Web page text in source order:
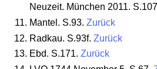
Neuzeit. München 2011.
Mantel. S.93. Zurück
Radkau. S.93f. Zurück
Ebd. S.171. Zurück